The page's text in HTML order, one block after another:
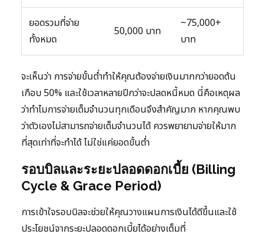
ยอดรวมที่จ่าย
ทั้งหมด
50,000 บาท
~75,000+
บาท
จะเห็นว่า การจ่ายขั้นต่ำทำให้คุณต้องจ่ายเงินมากกว่ายอดต้น
เกือบ 50% และใช้เวลาหลายปีกว่าจะปลดหนี้หมด นี่คือเหตุผล
ว่าทำไมการจ่ายเต็มจำนวนทุกเดือนจึงสำคัญมาก หากคุณพบ
ว่าตัวเองไม่สามารถจ่ายเต็มจำนวนได้ ควรพยายามจ่ายให้มาก
ที่สุดเท่าที่จะทำได้ ไม่ใช่แค่ยอดขั้นต่ำ
รอบบิลและระยะปลอดดอกเบี้ย (Billing
Cycle & Grace Period)
การเข้าใจรอบบิลจะช่วยให้คุณวางแผนการเงินได้ดีขึ้นและใช้
ประโยชน์จากระยะปลอดดอกเบี้ยได้อย่างเต็มที่